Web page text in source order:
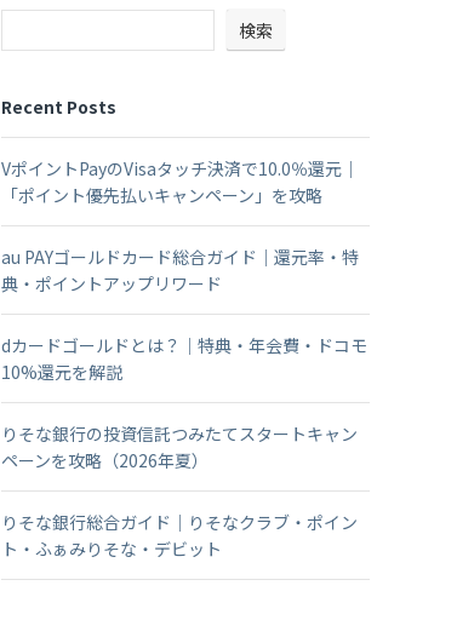
検索
Recent Posts
VポイントPayのVisaタッチ決済で10.0％還元｜
「ポイント優先払いキャンペーン」を攻略
au PAYゴールドカード総合ガイド｜還元率・特
典・ポイントアップリワード
dカードゴールドとは？｜特典・年会費・ドコモ
10%還元を解説
りそな銀行の投資信託つみたてスタートキャン
ペーンを攻略（2026年夏）
りそな銀行総合ガイド｜りそなクラブ・ポイン
ト・ふぁみりそな・デビット